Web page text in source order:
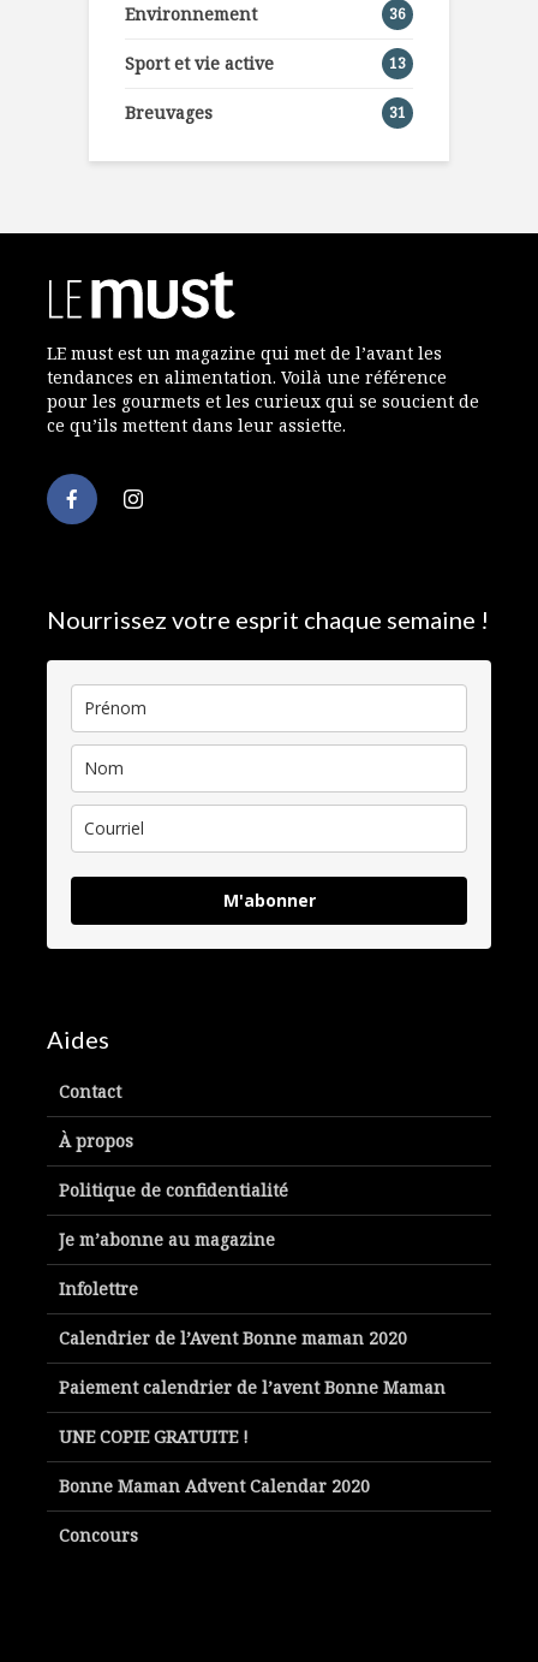
Environnement 36
Sport et vie active 13
Breuvages 31
LE must est un magazine qui met de l’avant les
tendances en alimentation. Voilà une référence
pour les gourmets et les curieux qui se soucient de
ce qu’ils mettent dans leur assiette.
Nourrissez votre esprit chaque semaine !
M'abonner
Aides
Contact
À propos
Politique de confidentialité
Je m’abonne au magazine
Infolettre
Calendrier de l’Avent Bonne maman 2020
Paiement calendrier de l’avent Bonne Maman
UNE COPIE GRATUITE !
Bonne Maman Advent Calendar 2020
Concours